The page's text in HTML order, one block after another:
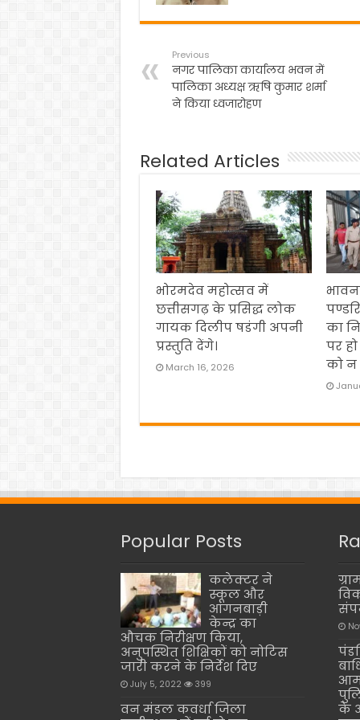
Previous
नगर पालिका कार्यालय भवन में
पालिका अध्यक्ष ऋषि कुमार शर्मा
ने किया ध्वजारोहण
Related Articles
भोरमदेव महोत्सव में
छत्तीसगढ़ के प्रसिद्ध लोक
गायक दिलीप षडंगी अपनी
प्रस्तुति देंगे।
March 16, 2026
का
पर
को न
Popular Posts
कलेक्टर ने
स्कूल और
आंगनबाड़ी
केन्द्र का
औचक निरीक्षण किया,
अनुपस्थित शिक्षिकों को नोटिस
जारी करने के निर्देश दिए
July 5, 2022 399
वन मंडल कवर्धा जिला
आम
के